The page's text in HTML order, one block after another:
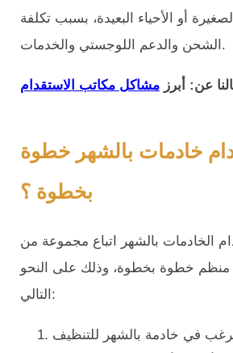
أو الأحياء البعيدة، بسبب تكلفة
الشحن والدعم اللوجستي والخدمات.
عن: أبرز مشاكل مكاتب الاستقدام
خادمات بالشهر خطوة
بخطوة ؟
الخادمات بالشهر اتباع مجموعة من
خطوة بخطوة، وذلك على النحو
التالي:
في خادمة بالشهر للتنظيف